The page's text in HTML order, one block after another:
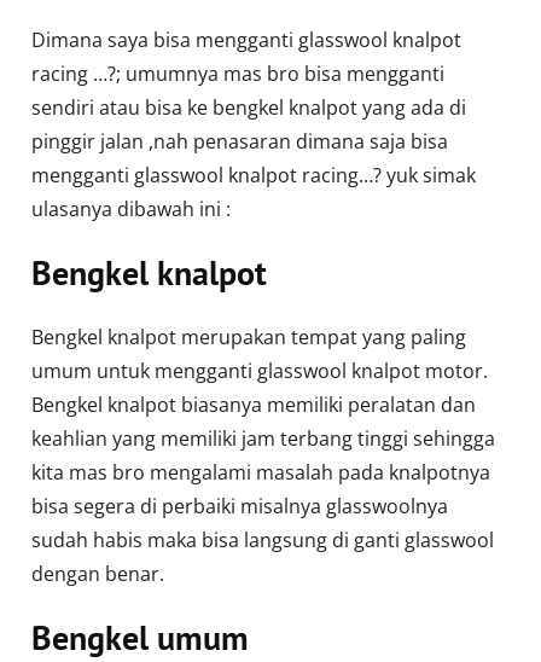
Dimana saya bisa mengganti glasswool knalpot
racing …?; umumnya mas bro bisa mengganti
sendiri atau bisa ke bengkel knalpot yang ada di
pinggir jalan ,nah penasaran dimana saja bisa
mengganti glasswool knalpot racing…? yuk simak
ulasanya dibawah ini :
Bengkel knalpot
Bengkel knalpot merupakan tempat yang paling
umum untuk mengganti glasswool knalpot motor.
Bengkel knalpot biasanya memiliki peralatan dan
keahlian yang memiliki jam terbang tinggi sehingga
kita mas bro mengalami masalah pada knalpotnya
bisa segera di perbaiki misalnya glasswoolnya
sudah habis maka bisa langsung di ganti glasswool
dengan benar.
Bengkel umum